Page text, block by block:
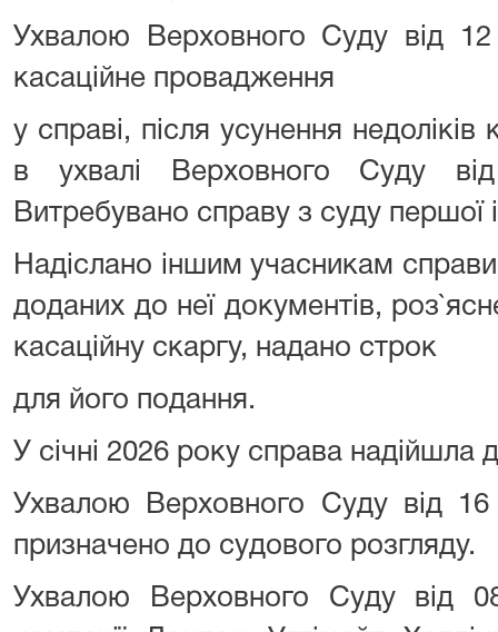
Ухвалою Верховного Суду від 12
касаційне провадження
у справі, після усунення недоліків
в ухвалі Верховного Суду
Витребувано справу з суду першої
Надіслано іншим учасникам
доданих до неї документів,
касаційну скаргу, надано строк
для його подання.
У січні 2026 року справа надійшла
Ухвалою Верховного Суду від
призначено до судового розгляду.
Ухвалою Верховного Суду від